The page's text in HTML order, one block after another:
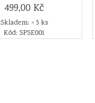
499,00 Kč
Skladem: > 5 ks
Kód: SPSE001